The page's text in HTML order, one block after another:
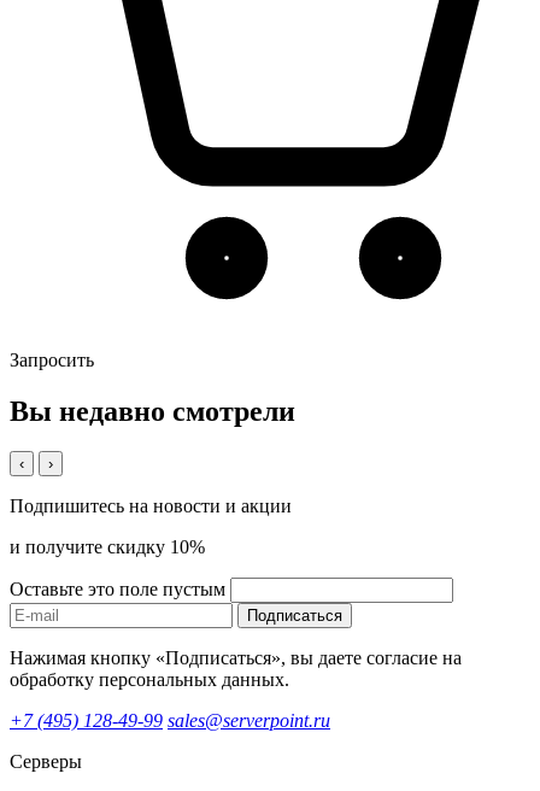
Запросить
Вы недавно смотрели
‹ ›
Подпишитесь на новости и акции
и получите скидку 10%
Оставьте это поле пустым
Подписаться
Нажимая кнопку «Подписаться», вы даете согласие на
обработку персональных данных.
+7 (495) 128-49-99 sales@serverpoint.ru
Серверы